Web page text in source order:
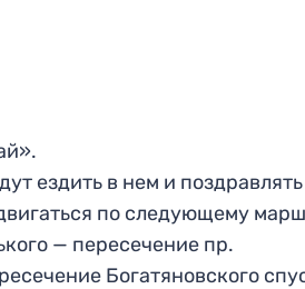
ездить в нем и
по следующему
— пересечение пр.
Богатяновского